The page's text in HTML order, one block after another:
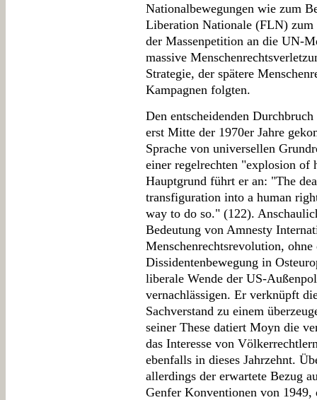
Nationalbewegungen wie zum
Liberation Nationale (FLN) zum
der Massenpetition an die UN-
massive
Strategie, der spätere
Kampagnen folgten.
Den entscheidenden
erst Mitte der 1970er Jahre
Sprache von universellen
einer regelrechten "explosion
Hauptgrund führt er an: "The
transfiguration into a human
way to do so." (122).
Bedeutung von Amnesty
Menschenrechtsrevolution,
Dissidentenbewegung in
liberale Wende der US-
vernachlässigen. Er verknüpft
Sachverstand zu einem
seiner These datiert Moyn die
das Interesse von
ebenfalls in dieses Jahrzehnt.
allerdings der erwartete Bezug
Genfer Konventionen von